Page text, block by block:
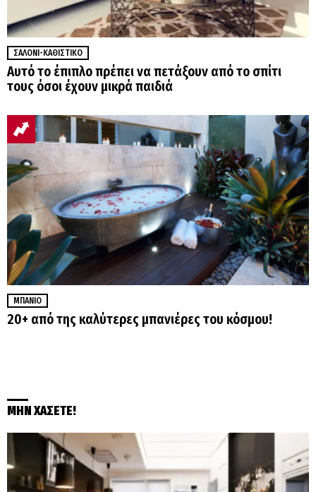
ΣΑΛΌΝΙ-ΚΑΘΙΣΤΙΚΌ
Αυτό το έπιπλο πρέπει να πετάξουν από το σπίτι
τους όσοι έχουν μικρά παιδιά
ΜΠΆΝΙΟ
20+ από της καλύτερες μπανιέρες του κόσμου!
ΜΗΝ ΧΑΣΕΤΕ!